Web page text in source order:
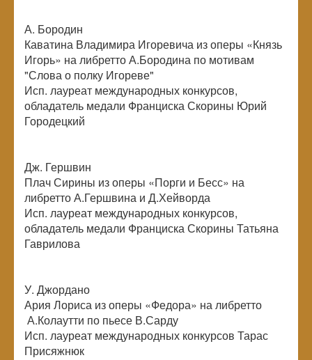
А. Бородин
Каватина Владимира Игоревича из оперы «Князь
Игорь» на либретто А.Бородина по мотивам
"Слова о полку Игореве"
Исп. лауреат международных конкурсов,
обладатель медали Франциска Скорины Юрий
Городецкий
Дж. Гершвин
Плач Сирины из оперы «Порги и Бесс» на
либретто А.Гершвина и Д.Хейворда
Исп. лауреат международных конкурсов,
обладатель медали Франциска Скорины Татьяна
Гаврилова
У. Джордано
Ария Лориса из оперы «Федора» на либретто
А.Колаутти по пьесе В.Сарду
Исп. лауреат международных конкурсов Тарас
Присяжнюк